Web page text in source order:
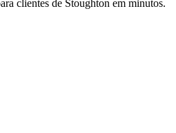
clientes de Stoughton em minutos.